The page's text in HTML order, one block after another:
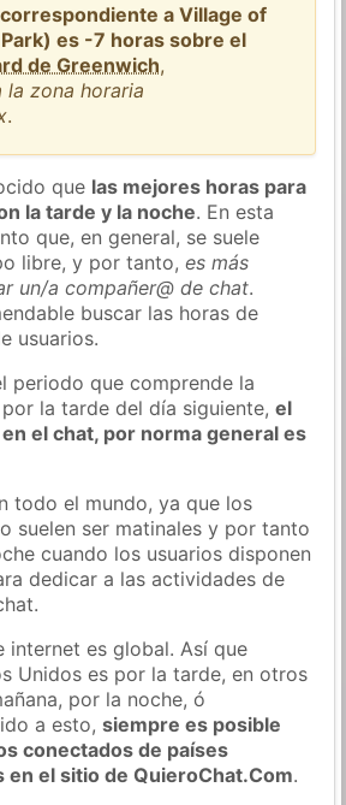
a Village of
es -7 horas sobre el
de Greenwich,
zona horaria
.
que las mejores horas para
la tarde y la noche. En esta
que, en general, se suele
libre, y por tanto,es más
un/a compañer@ de chat.
buscar las horas de
usuarios.
periodo que comprende la
la tarde del día siguiente,el
el chat, por norma general es
todo el mundo, ya que los
suelen ser matinales y por tanto
cuando los usuarios disponen
dedicar a las actividades de
internet es global. Así que
Unidos es por la tarde, en otros
por la noche, ó
a esto,siempre es posible
conectados de países
en el sitio de QuieroChat.Com.